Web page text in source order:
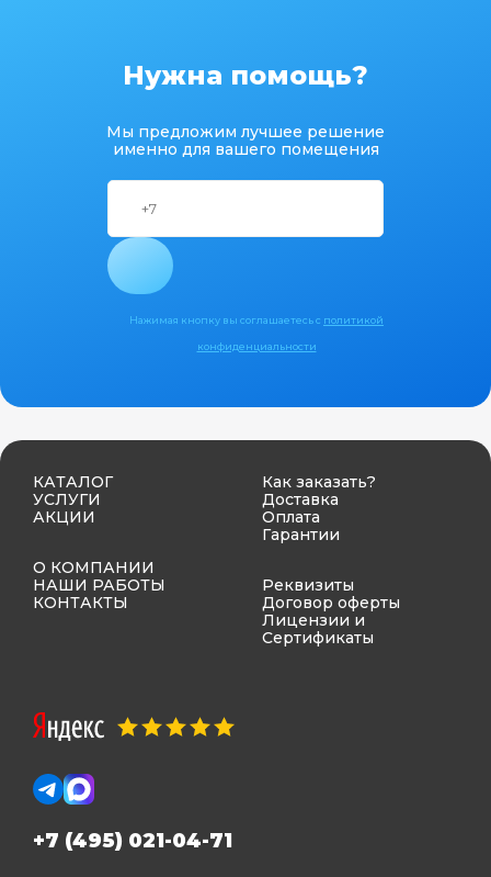
Нужна помощь?
Мы предложим лучшее решение
именно для вашего помещения
Нажимая кнопку вы соглашаетесь с политикой
конфиденциальности
КАТАЛОГ
УСЛУГИ
АКЦИИ
О КОМПАНИИ
НАШИ РАБОТЫ
КОНТАКТЫ
Как заказать?
Доставка
Оплата
Гарантии
Реквизиты
Договор оферты
Лицензии и
Сертификаты
+7 (495) 021-04-71